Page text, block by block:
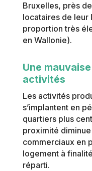
Bruxelles, près
locataires de leur
proportion très
en Wallonie).
Une
activités
Les activités
s’implantent en
quartiers plus
proximité
commerciaux en
logement à
réparti.